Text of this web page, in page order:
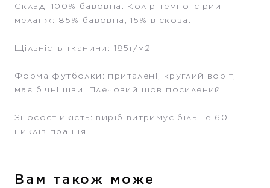
Склад: 100% бавовна. Колір темно-сірий
меланж: 85% бавовна, 15% віскоза.
Щільність тканини: 185г/м2
Форма футболки: приталені, круглий воріт,
має бічні шви. Плечовий шов посилений.
Зносостійкість: виріб витримує більше 60
циклів прання.
Вам також може